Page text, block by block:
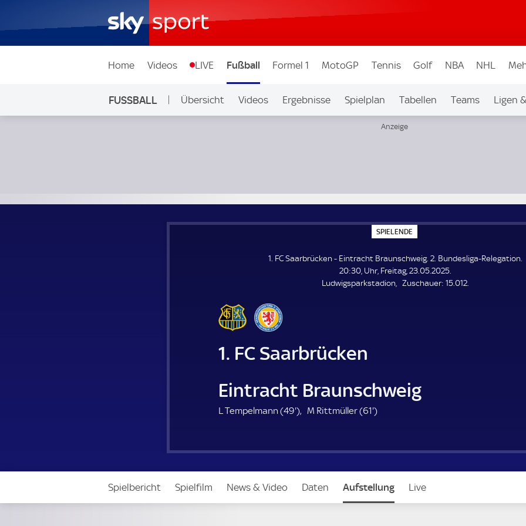
Home Videos LIVE Fußball Formel 1 MotoGP Tennis Golf NBA NHL
FUSSBALL Übersicht Videos Ergebnisse Spielplan Tabellen Teams Ligen
SPIELENDE
P
E
L
E
N
1. FC Saarbrücken - Eintracht Braunschweig. 2. Bundesliga-Relegation.
20:30, Uhr, Freitag, 23.05.2025.
Ludwigsparkstadion
Zuschauer: Z
15.012.
1. FC Saarbrücken
Eintracht Braunschweig
L Tempelmann (49'4
m
n
) M Rittmüller (61'6
m
n
u
t
)
Spielbericht Spielfilm News & Video Daten Aufstellung Live